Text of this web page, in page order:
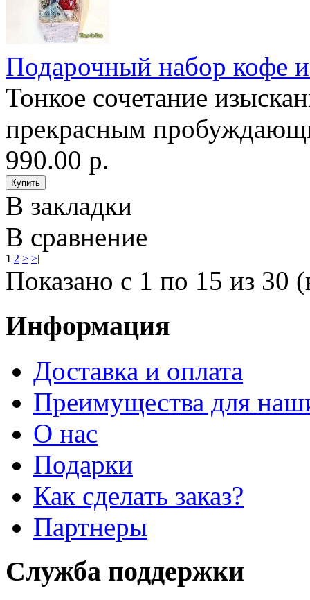
Подарочный набор кофе
Тонкое сочетание
прекрасным
990.00 р.
В закладки
В сравнение
1 2 > >|
Показано с 1 по 15 из 30
Информация
Доставка и оплата
Преимущества для
О нас
Подарки
Как сделать заказ?
Партнеры
Служба поддержки